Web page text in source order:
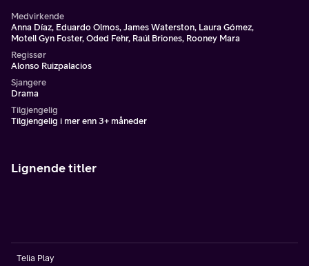
Medvirkende
Anna Díaz, Eduardo Olmos, James Waterston, Laura Gómez,
Motell Gyn Foster, Oded Fehr, Raúl Briones, Rooney Mara
Regissør
Alonso Ruizpalacios
Sjangere
Drama
Tilgjengelig
Tilgjengelig i mer enn 3+ måneder
Lignende titler
Telia Play